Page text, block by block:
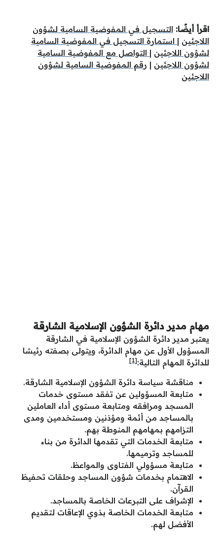
اقرأ أيضًا: التسجيل في المفوضية السامية لشؤون
اللاجئين | استمارة التسجيل في المفوضية السامية
لشؤون اللاجئين | التواصل مع المفوضية السامية
لشؤون اللاجئين | رقم المفوضية السامية لشؤون
اللاجئين
مهام مدير دائرة الشؤون الإسلامية الشارقة
يعتبر مدير دائرة الشؤون الإسلامية في الشارقة
المسؤول الأول عن مهام الدائرة، ويتولى بصفته رئيسًا
للدائرة المهام التالية:[1]
مناقشة سياسة دائرة الشؤون الإسلامية الشارقة.
متابعة المسؤولين عن تفقد مستوى خدمات
المسجد ومرافقه ومتابعة مستوى أداء العاملين
بالمساجد من أئمة ومؤذنين ومستخدمين ومدى
التزامهم بمهامهم المنوطة بهم.
متابعة الخدمات التي تقدمها الدائرة من بناء
للمساجد وترميمها.
متابعة مسؤولي الفتاوى والمواعظ.
الاهتمام بخدمات شؤون المساجد وحلقات تحفيظ
القرآن.
الإشراف على التبرعات الخاصة بالمساجد.
متابعة الخدمات الخاصة بذوي الإعاقات لتقديم
الأفضل لهم.